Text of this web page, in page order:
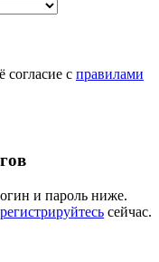
согласие с правилами
и пароль ниже.
сейчас.